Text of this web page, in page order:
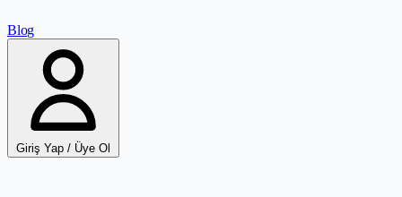
Blog
Giriş Yap / Üye Ol